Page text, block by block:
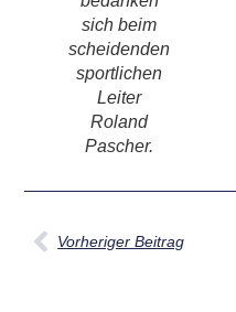
sich beim
scheidenden
sportlichen
Leiter
Roland
Pascher.
Vorheriger Beitrag